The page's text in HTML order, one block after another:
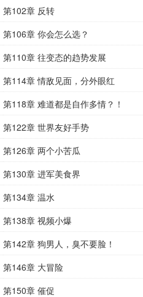
第102章 反转
第106章 你会怎么选？
第110章 往变态的趋势发展
第114章 情敌见面，分外眼红
第118章 难道都是自作多情？！
第122章 世界友好手势
第126章 两个小苦瓜
第130章 进军美食界
第134章 温水
第138章 视频小爆
第142章 狗男人，臭不要脸！
第146章 大冒险
第150章 催促